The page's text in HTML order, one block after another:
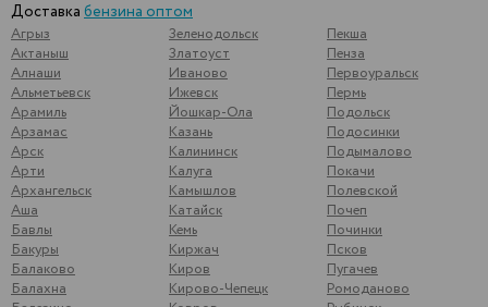
Доставка бензина оптом
Агрыз
Актаныш
Алнаши
Альметьевск
Арамиль
Арзамас
Арск
Арти
Архангельск
Аша
Бавлы
Бакуры
Балаково
Балахна
Зеленодольск
Златоуст
Иваново
Ижевск
Йошкар-Ола
Казань
Калининск
Калуга
Камышлов
Катайск
Кемь
Киржач
Киров
Кирово-Чепецк
Пекша
Пенза
Первоуральск
Пермь
Подольск
Подосинки
Подымалово
Покачи
Полевской
Почеп
Починки
Псков
Пугачев
Ромоданово